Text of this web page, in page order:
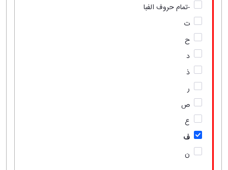
-تمام حروف الفبا
ت
ح
د
ذ
ر
ص
ع
ف
ن